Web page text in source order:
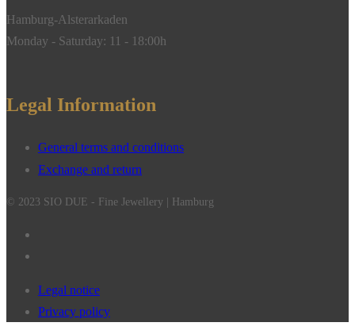
Hamburg-Alsterarkaden
Monday - Saturday: 11 - 18:00h
Legal Information
General terms and conditions
Exchange and return
© 2023 SIO DUE - Fine Jewellery | Hamburg
Legal notice
Privacy policy